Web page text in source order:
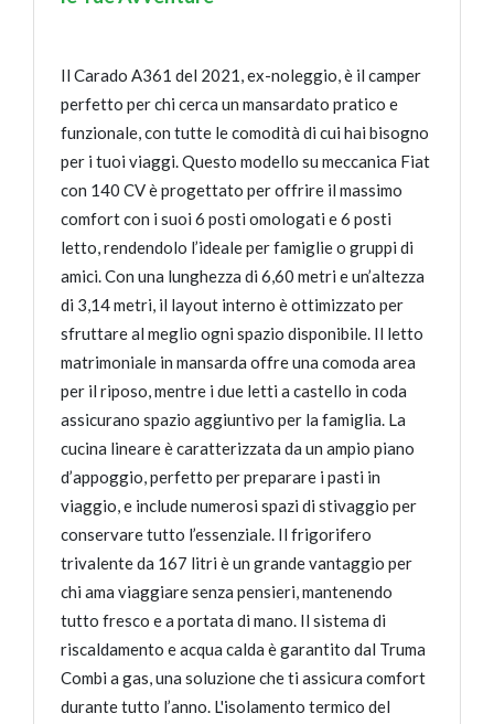
Il Carado A361 del 2021, ex-noleggio, è il camper
perfetto per chi cerca un mansardato pratico e
funzionale, con tutte le comodità di cui hai bisogno
per i tuoi viaggi. Questo modello su meccanica Fiat
con 140 CV è progettato per offrire il massimo
comfort con i suoi 6 posti omologati e 6 posti
letto, rendendolo l’ideale per famiglie o gruppi di
amici. Con una lunghezza di 6,60 metri e un’altezza
di 3,14 metri, il layout interno è ottimizzato per
sfruttare al meglio ogni spazio disponibile. Il letto
matrimoniale in mansarda offre una comoda area
per il riposo, mentre i due letti a castello in coda
assicurano spazio aggiuntivo per la famiglia. La
cucina lineare è caratterizzata da un ampio piano
d’appoggio, perfetto per preparare i pasti in
viaggio, e include numerosi spazi di stivaggio per
conservare tutto l’essenziale. Il frigorifero
trivalente da 167 litri è un grande vantaggio per
chi ama viaggiare senza pensieri, mantenendo
tutto fresco e a portata di mano. Il sistema di
riscaldamento e acqua calda è garantito dal Truma
Combi a gas, una soluzione che ti assicura comfort
durante tutto l’anno. L'isolamento termico del